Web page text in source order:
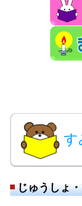
す
じゅうしょ